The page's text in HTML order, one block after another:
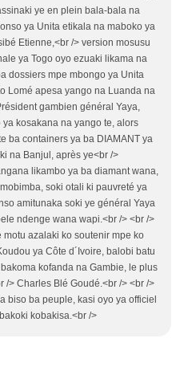
ye en plein bala-bala na
ya Unita etikala na maboko ya
Etienne,<br /> version mosusu
ya Togo oyo ezuaki likama na
dossiers mpe mbongo ya Unita
Lomé apesa yango na Luanda na
gambien général Yaya,
kosakana na yango te, alors
ba containers ya ba DIAMANT ya
na Banjul, après ye<br />
likambo ya ba diamant wana,
soki otali ki pauvreté ya
amitunaka soki ye général Yaya
ndenge wana wapi.<br /> <br />
azalaki ko soutenir mpe ko
ya Côte d´Ivoire, balobi batu
kofanda na Gambie, le plus
/> Charles Blé Goudé.<br /> <br />
biso ba peuple, kasi oyo ya officiel
kobakisa.<br />